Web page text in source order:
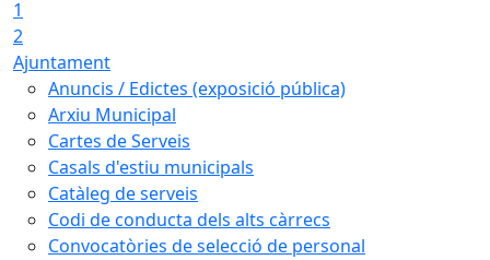
1
2
Ajuntament
Anuncis / Edictes (exposició pública)
Arxiu Municipal
Cartes de Serveis
Casals d'estiu municipals
Catàleg de serveis
Codi de conducta dels alts càrrecs
Convocatòries de selecció de personal